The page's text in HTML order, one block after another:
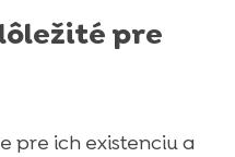
pre
pre ich existenciu a